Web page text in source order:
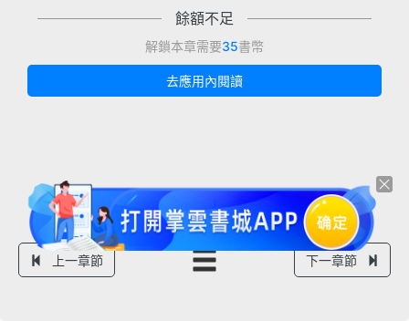
餘額不足
解鎖本章需要35書幣
去應用內閱讀
上一章節 下一章節